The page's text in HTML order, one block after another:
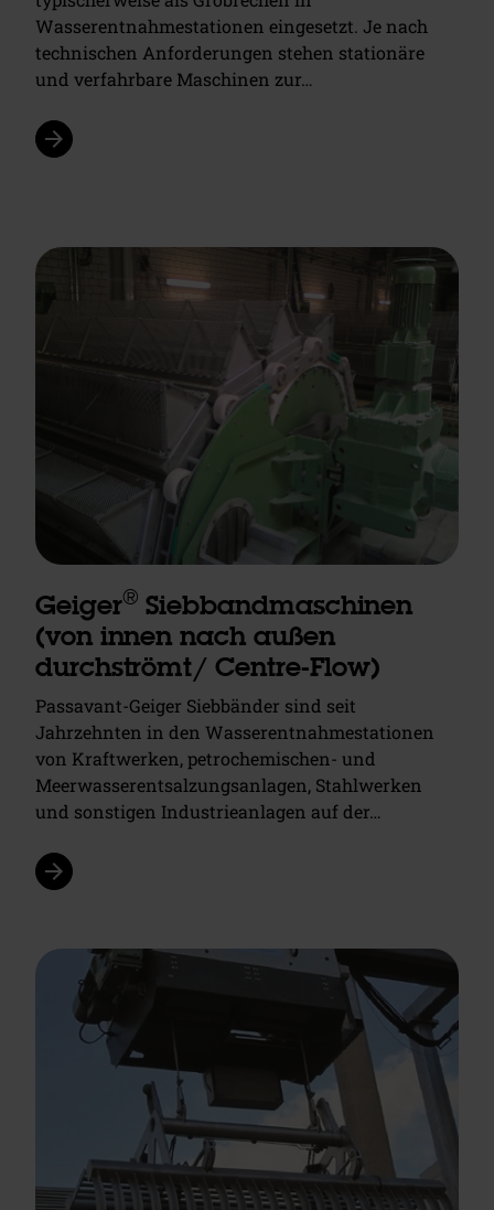
Wasserentnahmestationen eingesetzt. Je nach
technischen Anforderungen stehen stationäre
und verfahrbare Maschinen zur…
arrow_forward
Geiger® Siebbandmaschinen
(von innen nach außen
durchströmt/ Centre-Flow)
Passavant-Geiger Siebbänder sind seit
Jahrzehnten in den Wasserentnahmestationen
von Kraftwerken, petrochemischen- und
Meerwasserentsalzungsanlagen, Stahlwerken
und sonstigen Industrieanlagen auf der…
arrow_forward